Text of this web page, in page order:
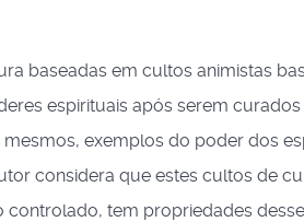
baseadas em cultos animistas
espirituais após serem
exemplos do poder dos
considera que estes cultos de
tem propriedades